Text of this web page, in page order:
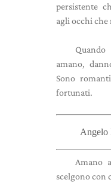
persistente
agli occhi che
amano,
Sono
fortunati.
Angelo
Amano
scelgono con